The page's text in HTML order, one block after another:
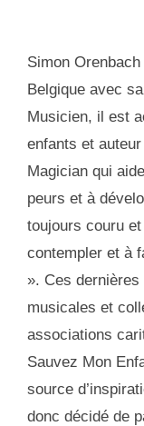
Simon
Belgique avec
Musicien, il est
enfants et
Magician qui
peurs et à
toujours couru
contempler et à
». Ces
musicales et
associations
Sauvez Mon
source
donc décidé de